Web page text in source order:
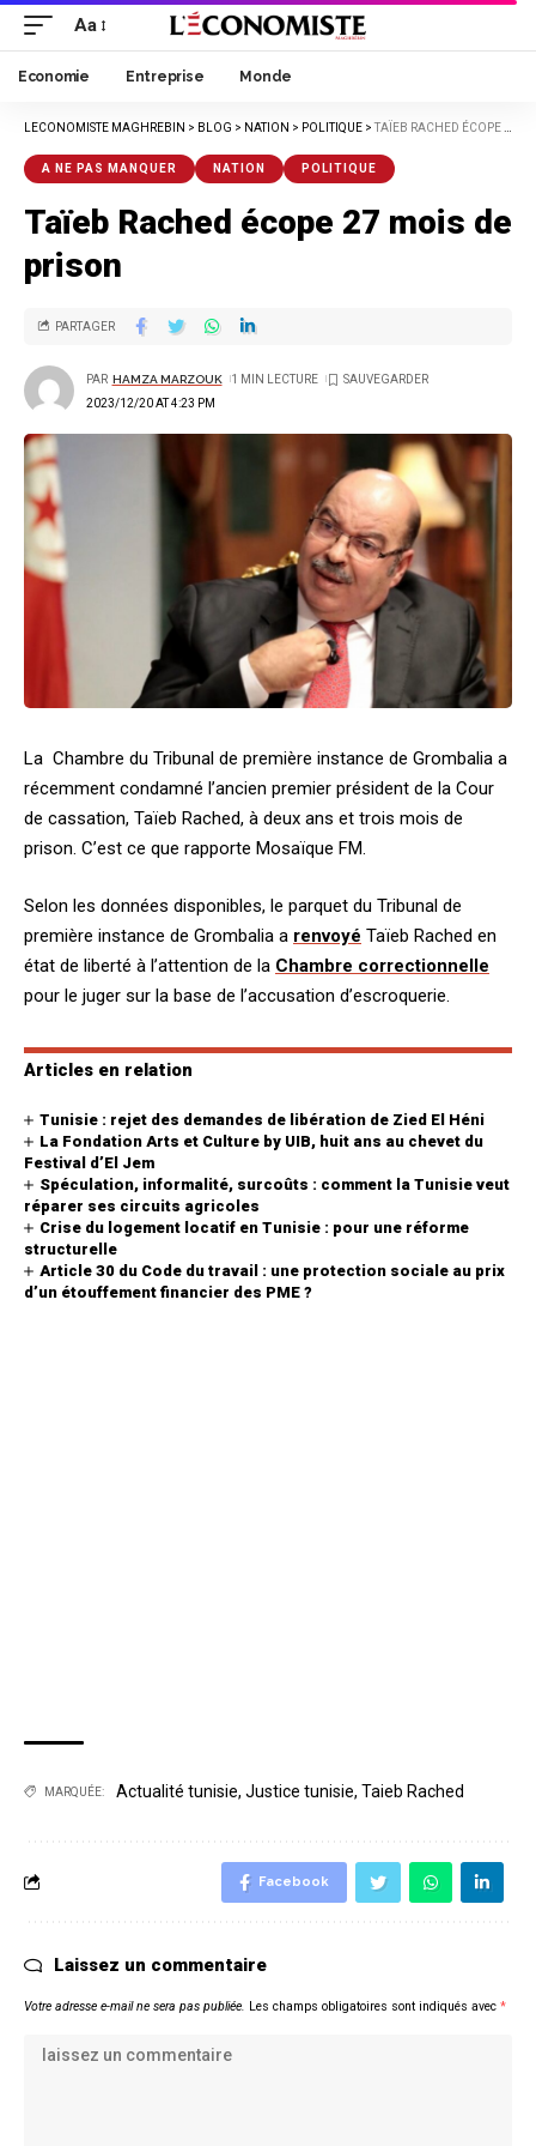
Aa
Economie Entreprise Monde
LECONOMISTE MAGHREBIN > BLOG > NATION > POLITIQUE >TAÏEB RACHED ÉCOPE 27 MOIS DE PRISON
A NE PAS MANQUER NATION POLITIQUE
Taïeb Rached écope 27 mois de
prison
2023/12/20 AT 4:23 PM
PAR HAMZA MARZOUK 1 MIN LECTURE
PARTAGER
La Chambre du Tribunal de première instance de Grombalia a
récemment condamné l’ancien premier président de la Cour
de cassation, Taïeb Rached, à deux ans et trois mois de
prison. C’est ce que rapporte Mosaïque FM.
Selon les données disponibles, le parquet du Tribunal de
première instance de Grombalia a renvoyé Taïeb Rached en
état de liberté à l’attention de la Chambre correctionnelle
pour le juger sur la base de l’accusation d’escroquerie.
Articles en relation
Tunisie : rejet des demandes de libération de Zied El Héni
La Fondation Arts et Culture by UIB, huit ans au chevet du
Festival d’El Jem
Spéculation, informalité, surcoûts : comment la Tunisie veut
réparer ses circuits agricoles
Crise du logement locatif en Tunisie : pour une réforme
structurelle
Article 30 du Code du travail : une protection sociale au prix
d’un étouffement financier des PME ?
MARQUÉE: Actualité tunisie, Justice tunisie, Taieb Rached
Facebook
Laissez un commentaire
Votre adresse e-mail ne sera pas publiée. Les champs obligatoires sont indiqués avec *